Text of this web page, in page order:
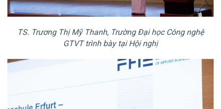
TS. Trương Thị Mỹ Thanh, Trường Đại học Công nghệ
GTVT trình bày tại Hội nghị